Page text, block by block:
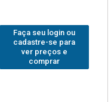
Faça seu login ou
cadastre-se para
ver preços e
comprar